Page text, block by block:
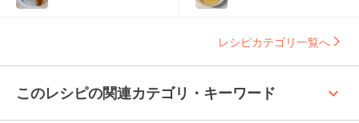
レシピカテゴリ一覧へ
このレシピの関連カテゴリ・キーワード keyboard_arrow_up